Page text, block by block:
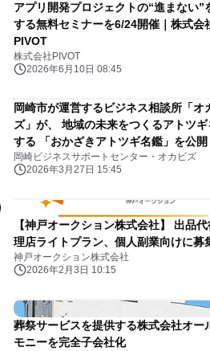
アプリ開発プロジェクトの“進まない”
する無料セミナーを6/24開催｜株式会
PIVOT
株式会社PIVOT
2026年6月10日 08:45
岡崎市が運営するビジネス相談所「オ
ズ」が、 地域の未来をつくるアトツ
する 「おかざきアトツギ名鑑」を公開
岡崎ビジネスサポートセンター・オカビズ
2026年3月27日 15:45
【神戸オークション株式会社】 出品
理店ライトプラン、個人副業向けに募
神戸オークション株式会社
2026年2月3日 10:15
葬祭サービスを提供する株式会社オー
モニーを完全子会社化